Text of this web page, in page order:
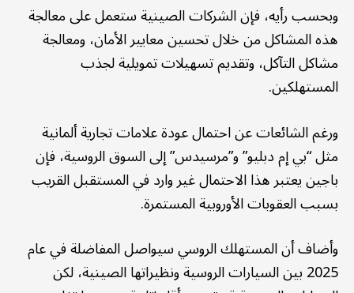
وبحسب رأيه، فإن الشركات الصينية ستعمل على معالجة
هذه المشاكل من خلال تحسين معايير الأمان، ومعالجة
مشاكل التآكل، وتقديم تسهيلات تمويلية لجذب
المستهلكين.
ورغم الشائعات عن احتمال عودة علامات تجارية ألمانية
مثل “بي إم دبليو” و”مرسيدس” إلى السوق الروسية، فإن
باجين يعتبر هذا الاحتمال غير وارد في المستقبل القريب
بسبب العقوبات الأوروبية المستمرة.
وأضاف أن المستهلك الروسي سيواصل المفاضلة في عام
2025 بين السيارات الروسية ونظيراتها الصينية، لكن